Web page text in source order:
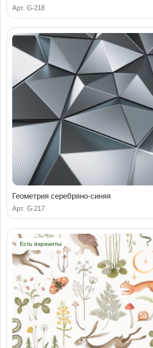
Арт. G-218
Геометрия серебряно-синяя
Арт. G-217
Есть варианты